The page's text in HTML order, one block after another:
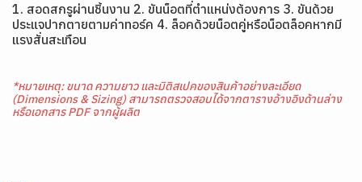
1. สอดสกรูผ่านชิ้นงาน 2. ขันน็อตที่ตำแหน่งต้องการ 3. ขันด้วย
ประแจปากตายตามค่าทอร์ค 4. ล็อคด้วยน็อตคู่หรือน็อตล็อคหากมี
แรงสั่นสะเทือน
*หมายเหตุ: ขนาด ความยาว และมิติสเปคของสินค้าอย่างละเอียด
(Dimensions & Sizing) สามารถตรวจสอบได้จากตารางอ้างอิงด้านล่าง
หรือเอกสาร PDF จากผู้ผลิต